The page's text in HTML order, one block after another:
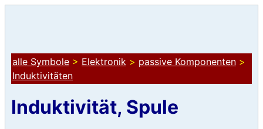
alle Symbole > Elektronik > passive Komponenten >
Induktivitäten
Induktivität, Spule